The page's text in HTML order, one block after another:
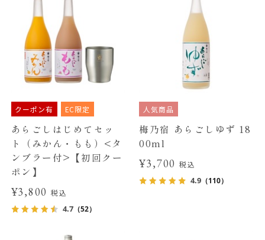
クーポン有 EC限定
あらごしはじめてセッ
ト（みかん・もも）<タ
ンブラー付>【初回クー
ポン】
¥3,800税込
4.7（52）
人気商品
梅乃宿 あらごしゆず 18
00ml
¥3,700 税込
4.9 （110）